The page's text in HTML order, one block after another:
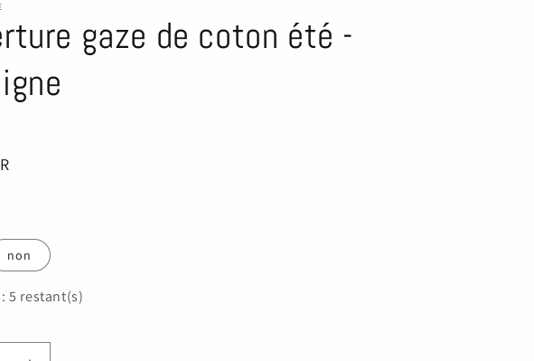
n
gaze de coton été -
non
5 restant(s)